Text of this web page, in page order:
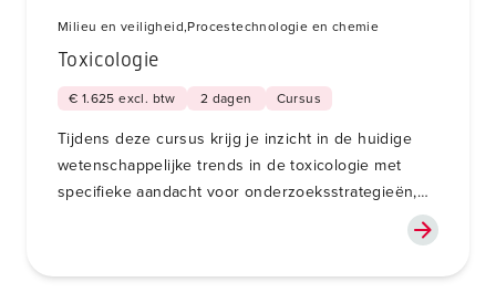
Milieu en veiligheid,Procestechnologie en chemie
Toxicologie
€ 1.625 excl. btw 2 dagen Cursus
Tijdens deze cursus krijg je inzicht in de huidige
wetenschappelijke trends in de toxicologie met
specifieke aandacht voor onderzoeksstrategieën,